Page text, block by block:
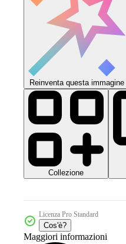
Reinventa questa immagine
Collezione
Licenza Pro Standard
Cos'è?
Maggiori informazioni